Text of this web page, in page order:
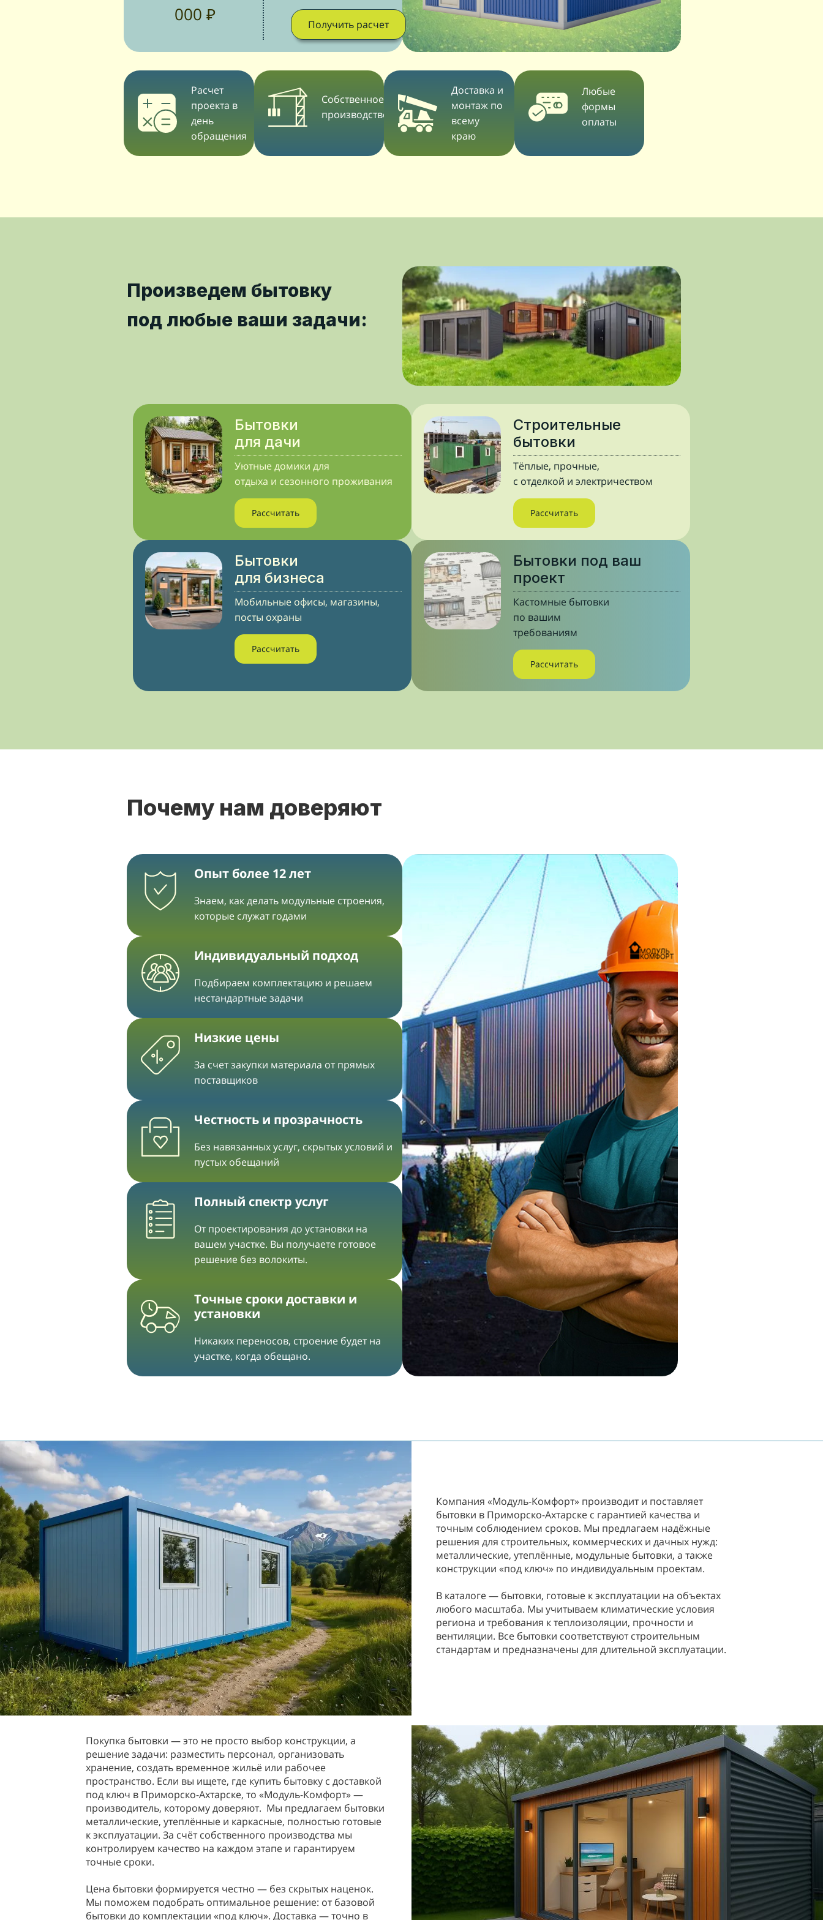
000 ₽
Получить расчет
Расчет
проекта в
день
обращения
Собственное
производство
Доставка и
монтаж по
всему
краю
Любые
формы
оплаты
Произведем бытовку
под любые ваши задачи:
Бытовки
для дачи
Уютные домики для
отдыха и сезонного проживания
Рассчитать
Строительные
бытовки
Тёплые, прочные,
с отделкой и электричеством
Рассчитать
Бытовки
для бизнеса
Мобильные офисы, магазины,
посты охраны
Рассчитать
Бытовки под ваш
проект
Кастомные бытовки
по вашим
требованиям
Рассчитать
Почему нам доверяют
Опыт более 12 лет
Знаем, как делать модульные строения,
которые служат годами
Индивидуальный подход
Подбираем комплектацию и решаем
нестандартные задачи
Низкие цены
За счет закупки материала от прямых
поставщиков
Честность и прозрачность
Без навязанных услуг, скрытых условий и
пустых обещаний
Полный спектр услуг
От проектирования до установки на
вашем участке. Вы получаете готовое
решение без волокиты.
Точные сроки доставки и
установки
Никаких переносов, строение будет на
участке, когда обещано.
Компания «Модуль-Комфорт» производит и поставляет
бытовки в Приморско-Ахтарске с гарантией качества и
точным соблюдением сроков. Мы предлагаем надёжные
решения для строительных, коммерческих и дачных нужд:
металлические, утеплённые, модульные бытовки, а также
конструкции «под ключ» по индивидуальным проектам.
В каталоге — бытовки, готовые к эксплуатации на объектах
любого масштаба. Мы учитываем климатические условия
региона и требования к теплоизоляции, прочности и
вентиляции. Все бытовки соответствуют строительным
стандартам и предназначены для длительной эксплуатации.
Покупка бытовки — это не просто выбор конструкции, а
решение задачи: разместить персонал, организовать
хранение, создать временное жильё или рабочее
пространство. Если вы ищете, где купить бытовку с доставкой
под ключ в Приморско-Ахтарске, то «Модуль-Комфорт» —
производитель, которому доверяют. Мы предлагаем бытовки
металлические, утеплённые и каркасные, полностью готовые
к эксплуатации. За счёт собственного производства мы
контролируем качество на каждом этапе и гарантируем
точные сроки.
Цена бытовки формируется честно — без скрытых наценок.
Мы поможем подобрать оптимальное решение: от базовой
бытовки до комплектации «под ключ». Доставка — точно в